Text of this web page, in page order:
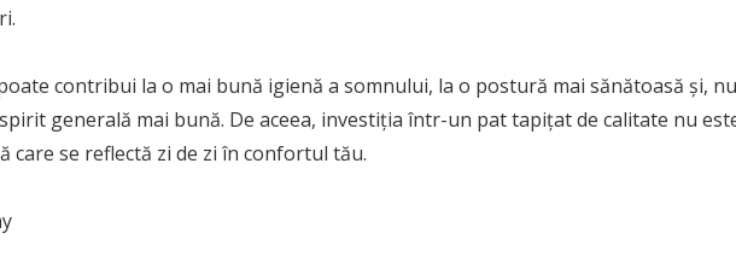
contribui la o mai bună igienă a somnului, la o postură mai sănătoasă și, nu
generală mai bună. De aceea, investiția într-un pat tapițat de calitate nu
care se reflectă zi de zi în confortul tău.